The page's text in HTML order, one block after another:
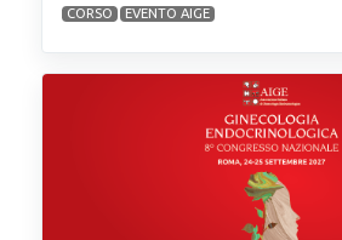
CORSO EVENTO AIGE